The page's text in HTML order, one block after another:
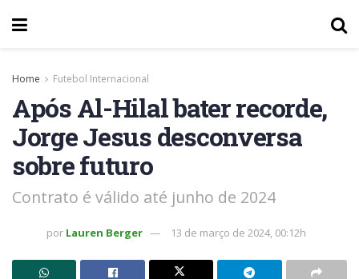
Home Futebol Internacional
Após Al-Hilal bater recorde,
Jorge Jesus desconversa
sobre futuro
Contrato é válido até junho de 2024
por Lauren Berger 13 de março de 2024, 00:12h